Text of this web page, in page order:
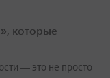
которые
— это не просто